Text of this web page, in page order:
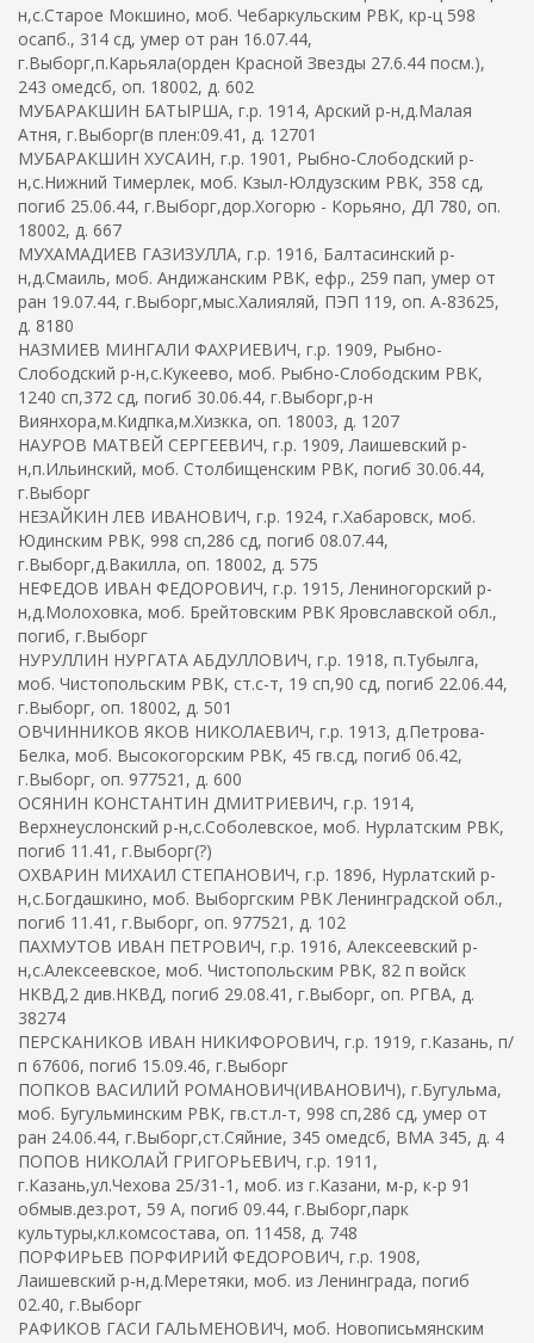
н,с.Старое Мокшино, моб. Чебаркульским РВК, кр-ц 598
осапб., 314 сд, умер от ран 16.07.44,
г.Выборг,п.Карьяла(орден Красной Звезды 27.6.44 посм.),
243 омедсб, оп. 18002, д. 602
МУБАРАКШИН БАТЫРША, г.р. 1914, Арский р-н,д.Малая
Атня, г.Выборг(в плен:09.41, д. 12701
МУБАРАКШИН ХУСАИН, г.р. 1901, Рыбно-Слободский р-
н,с.Нижний Тимерлек, моб. Кзыл-Юлдузским РВК, 358 сд,
погиб 25.06.44, г.Выборг,дор.Хогорю - Корьяно, ДЛ 780, оп.
18002, д. 667
МУХАМАДИЕВ ГАЗИЗУЛЛА, г.р. 1916, Балтасинский р-
н,д.Смаиль, моб. Андижанским РВК, ефр., 259 пап, умер от
ран 19.07.44, г.Выборг,мыс.Халияляй, ПЭП 119, оп. А-83625,
д. 8180
НАЗМИЕВ МИНГАЛИ ФАХРИЕВИЧ, г.р. 1909, Рыбно-
Слободский р-н,с.Кукеево, моб. Рыбно-Слободским РВК,
1240 сп,372 сд, погиб 30.06.44, г.Выборг,р-н
Виянхора,м.Кидпка,м.Хизкка, оп. 18003, д. 1207
НАУРОВ МАТВЕЙ СЕРГЕЕВИЧ, г.р. 1909, Лаишевский р-
н,п.Ильинский, моб. Столбищенским РВК, погиб 30.06.44,
г.Выборг
НЕЗАЙКИН ЛЕВ ИВАНОВИЧ, г.р. 1924, г.Хабаровск, моб.
Юдинским РВК, 998 сп,286 сд, погиб 08.07.44,
г.Выборг,д.Вакилла, оп. 18002, д. 575
НЕФЕДОВ ИВАН ФЕДОРОВИЧ, г.р. 1915, Лениногорский р-
н,д.Молоховка, моб. Брейтовским РВК Яровславской обл.,
погиб, г.Выборг
НУРУЛЛИН НУРГАТА АБДУЛЛОВИЧ, г.р. 1918, п.Тубылга,
моб. Чистопольским РВК, ст.с-т, 19 сп,90 сд, погиб 22.06.44,
г.Выборг, оп. 18002, д. 501
ОВЧИННИКОВ ЯКОВ НИКОЛАЕВИЧ, г.р. 1913, д.Петрова-
Белка, моб. Высокогорским РВК, 45 гв.сд, погиб 06.42,
г.Выборг, оп. 977521, д. 600
ОСЯНИН КОНСТАНТИН ДМИТРИЕВИЧ, г.р. 1914,
Верхнеуслонский р-н,с.Соболевское, моб. Нурлатским РВК,
погиб 11.41, г.Выборг(?)
ОХВАРИН МИХАИЛ СТЕПАНОВИЧ, г.р. 1896, Нурлатский р-
н,с.Богдашкино, моб. Выборгским РВК Ленинградской обл.,
погиб 11.41, г.Выборг, оп. 977521, д. 102
ПАХМУТОВ ИВАН ПЕТРОВИЧ, г.р. 1916, Алексеевский р-
н,с.Алексеевское, моб. Чистопольским РВК, 82 п войск
НКВД,2 див.НКВД, погиб 29.08.41, г.Выборг, оп. РГВА, д.
38274
ПЕРСКАНИКОВ ИВАН НИКИФОРОВИЧ, г.р. 1919, г.Казань, п/
п 67606, погиб 15.09.46, г.Выборг
ПОПКОВ ВАСИЛИЙ РОМАНОВИЧ(ИВАНОВИЧ), г.Бугульма,
моб. Бугульминским РВК, гв.ст.л-т, 998 сп,286 сд, умер от
ран 24.06.44, г.Выборг,ст.Сяйние, 345 омедсб, ВМА 345, д. 4
ПОПОВ НИКОЛАЙ ГРИГОРЬЕВИЧ, г.р. 1911,
г.Казань,ул.Чехова 25/31-1, моб. из г.Казани, м-р, к-р 91
обмыв.дез.рот, 59 А, погиб 09.44, г.Выборг,парк
культуры,кл.комсостава, оп. 11458, д. 748
ПОРФИРЬЕВ ПОРФИРИЙ ФЕДОРОВИЧ, г.р. 1908,
Лаишевский р-н,д.Меретяки, моб. из Ленинграда, погиб
02.40, г.Выборг
РАФИКОВ ГАСИ ГАЛЬМЕНОВИЧ, моб. Новописьмянским